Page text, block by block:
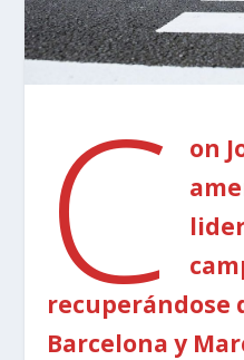
C
on
recuperándose
Barcelona y